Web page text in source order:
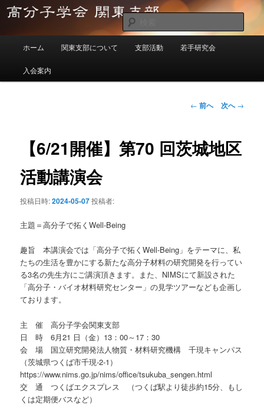
メ
ン
高分子学会関東支部
索
ホーム 関東支部について 支部活動 若手研究会
入会案内
投
ビ
ゲ
← 前へ 次へ→
【6/21開催】第70 回茨城地区
活動講演会
投稿日時:2024-05-07投稿者:
主題＝高分子で拓くWell-Being
趣旨 本講演会では「高分子で拓くWell-Being」をテーマに、私
たちの生活を豊かにする新たな高分子材料の研究開発を行ってい
る3名の先生方にご講演頂きます。また、NIMSにて新設された
「高分子・バイオ材料研究センター」の見学ツアーなども企画し
ております。
主 催 高分子学会関東支部
日 時 6月21 日（金）13：00～17：30
会 場 国立研究開発法人物質・材料研究機構 千現キャンパス
（茨城県つくば市千現-2-1）
https://www.nims.go.jp/nims/office/tsukuba_sengen.html
交 通 つくばエクスプレス （つくば駅より徒歩約15分、もし
くは定期便バスなど）